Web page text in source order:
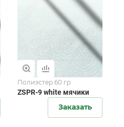
Полиэстер 60 гр
ZSPR-9 white мячики
Заказать